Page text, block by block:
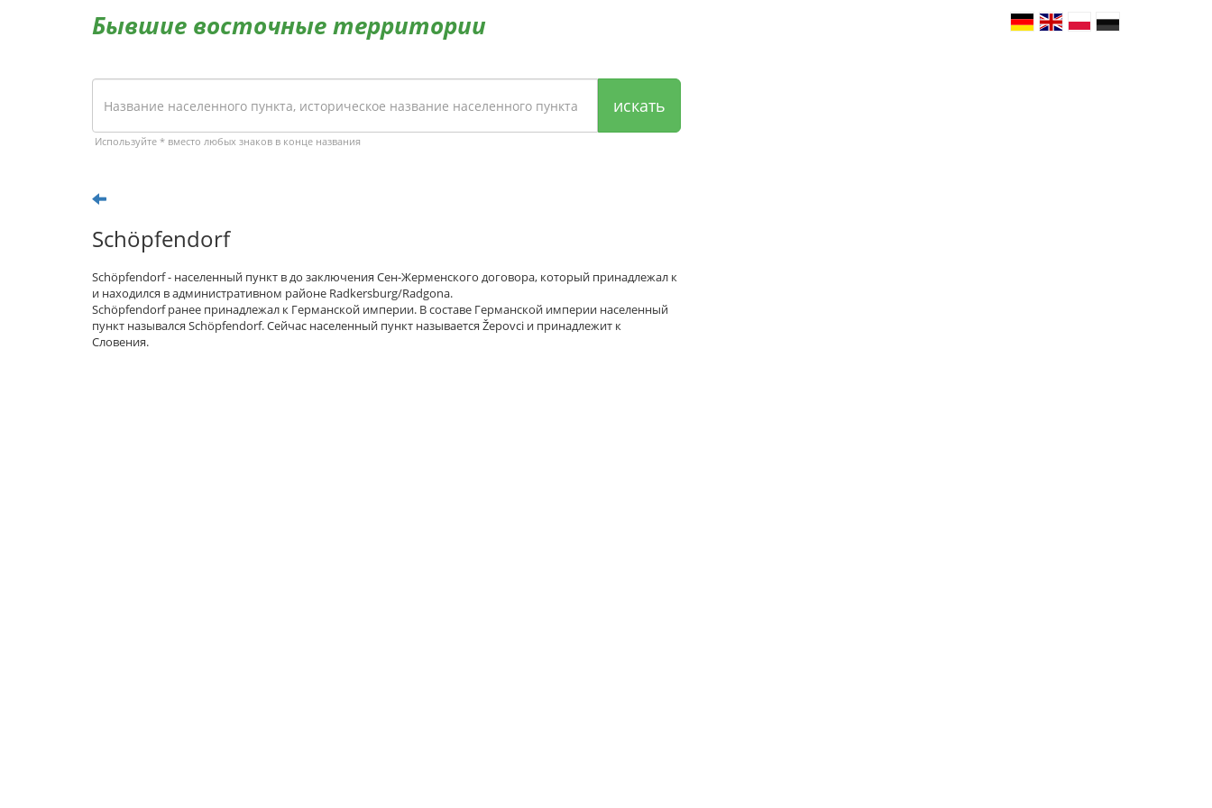
Бывшие восточные территории
искать
Используйте * вместо любых знаков в конце названия
Schöpfendorf
Schöpfendorf - населенный пункт в до заключения Сен-Жерменского договора, который принадлежал к
и находился в административном районе Radkersburg/Radgona.
Schöpfendorf ранее принадлежал к Германской империи. В составе Германской империи населенный
пункт назывался Schöpfendorf. Сейчас населенный пункт называется Žepovci и принадлежит к
Словения.